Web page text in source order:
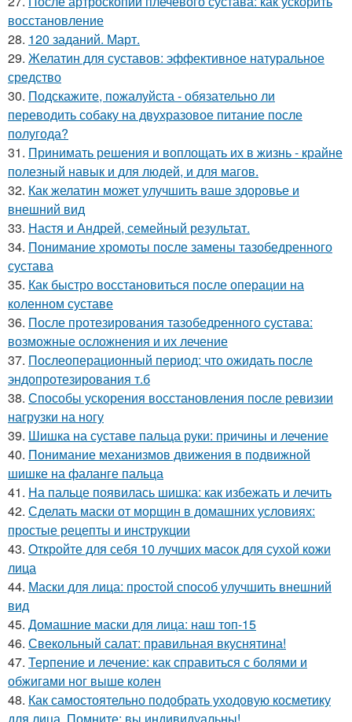
восстановление
28. 120 заданий. Март.
29. Желатин для суставов: эффективное натуральное
средство
30. Подскажите, пожалуйста - обязательно ли
переводить собаку на двухразовое питание после
полугода?
31. Принимать решения и воплощать их в жизнь - крайне
полезный навык и для людей, и для магов.
32. Как желатин может улучшить ваше здоровье и
внешний вид
33. Настя и Андрей, семейный результат.
34. Понимание хромоты после замены тазобедренного
сустава
35. Как быстро восстановиться после операции на
коленном суставе
36. После протезирования тазобедренного сустава:
возможные осложнения и их лечение
37. Послеоперационный период: что ожидать после
эндопротезирования т.б
38. Способы ускорения восстановления после ревизии
нагрузки на ногу
39. Шишка на суставе пальца руки: причины и лечение
40. Понимание механизмов движения в подвижной
шишке на фаланге пальца
41. На пальце появилась шишка: как избежать и лечить
42. Сделать маски от морщин в домашних условиях:
простые рецепты и инструкции
43. Откройте для себя 10 лучших масок для сухой кожи
лица
44. Маски для лица: простой способ улучшить внешний
вид
45. Домашние маски для лица: наш топ-15
46. Свекольный салат: правильная вкуснятина!
47. Терпение и лечение: как справиться с болями и
обжигами ног выше колен
48. Как самостоятельно подобрать уходовую косметику